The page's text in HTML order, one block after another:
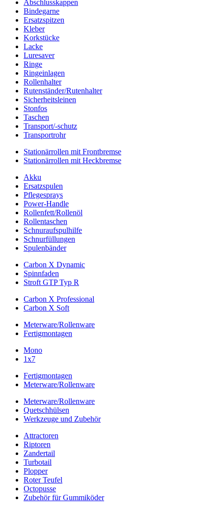
Abschlusskappen
Bindegarne
Ersatzspitzen
Kleber
Korkstücke
Lacke
Luresaver
Ringe
Ringeinlagen
Rollenhalter
Rutenständer/Rutenhalter
Sicherheitsleinen
Stonfos
Taschen
Transport/-schutz
Transportrohr
Stationärrollen mit Frontbremse
Stationärrollen mit Heckbremse
Akku
Ersatzspulen
Pflegesprays
Power-Handle
Rollenfett/Rollenöl
Rollentaschen
Schnuraufspulhilfe
Schnurfüllungen
Spulenbänder
Carbon X Dynamic
Spinnfaden
Stroft GTP Typ R
Carbon X Professional
Carbon X Soft
Meterware/Rollenware
Fertigmontagen
Mono
1x7
Fertigmontagen
Meterware/Rollenware
Meterware/Rollenware
Quetschhülsen
Werkzeuge und Zubehör
Attractoren
Riptoren
Zandertail
Turbotail
Plopper
Roter Teufel
Octopusse
Zubehör für Gummiköder